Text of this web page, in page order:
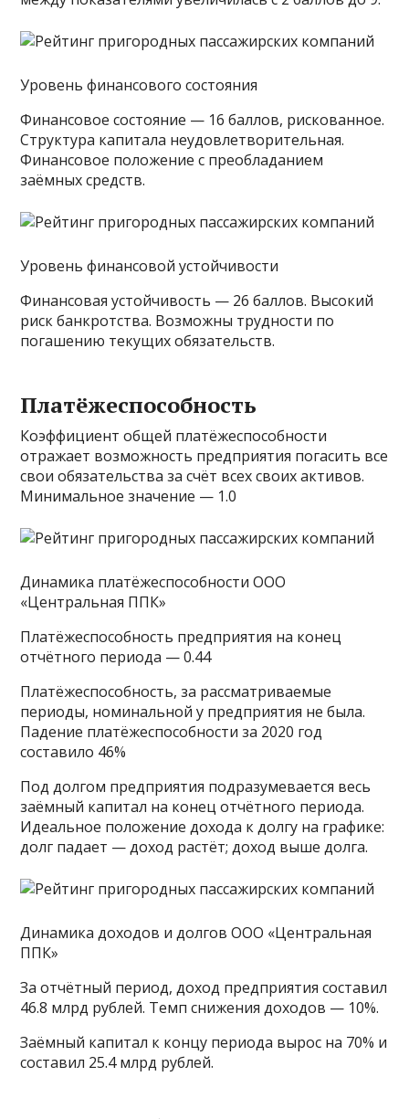
Уровень финансового состояния
Финансовое состояние — 16 баллов, рискованное.
Структура капитала неудовлетворительная.
Финансовое положение с преобладанием
заёмных средств.
Уровень финансовой устойчивости
Финансовая устойчивость — 26 баллов. Высокий
риск банкротства. Возможны трудности по
погашению текущих обязательств.
Платёжеспособность
Коэффициент общей платёжеспособности
отражает возможность предприятия погасить все
свои обязательства за счёт всех своих активов.
Минимальное значение — 1.0
Динамика платёжеспособности ООО
«Центральная ППК»
Платёжеспособность предприятия на конец
отчётного периода — 0.44
Платёжеспособность, за рассматриваемые
периоды, номинальной у предприятия не была.
Падение платёжеспособности за 2020 год
составило 46%
Под долгом предприятия подразумевается весь
заёмный капитал на конец отчётного периода.
Идеальное положение дохода к долгу на графике:
долг падает — доход растёт; доход выше долга.
Динамика доходов и долгов ООО «Центральная
ППК»
За отчётный период, доход предприятия составил
46.8 млрд рублей. Темп снижения доходов — 10%.
Заёмный капитал к концу периода вырос на 70% и
составил 25.4 млрд рублей.